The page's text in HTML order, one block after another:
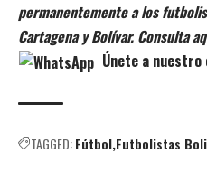
permanentemente a los
Cartagena y Bolívar. Consulta
Únete a nuestro
TAGGED:Fútbol Futbolistas